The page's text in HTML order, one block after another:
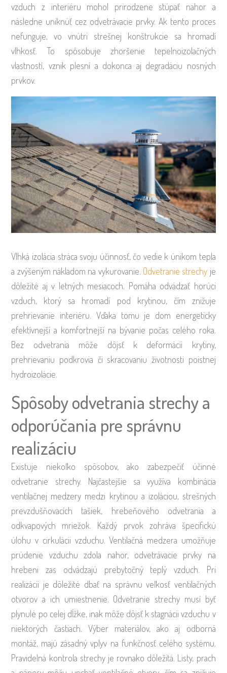
vzduch z interiéru mohol prirodzene stúpať nahor a
následne uniknúť cez odvetrávacie prvky. Ak tento proces
nefunguje, vo vnútri strešnej konštrukcie sa hromadí
vlhkosť. To spôsobuje zhoršenie tepelnoizolačných
vlastností, vznik plesní a dokonca aj degradáciu nosných
prvkov.
Vlhká izolácia stráca svoju účinnosť, čo vedie k únikom tepla
a zvýšeným nákladom na vykurovanie. Odvetranie strechy je
dôležité aj v letných mesiacoch. Pomáha odvádzať horúci
vzduch, ktorý sa hromadí pod krytinou, čím znižuje
prehrievanie interiéru. Vďaka tomu je dom energeticky
efektívnejší a komfortnejší na bývanie počas celého roka.
Bez odvetrania môže dôjsť k deformácii krytiny,
prehrievaniu podkrovia či skracovaniu životnosti poistnej
hydroizolácie.
Spôsoby odvetrania strechy a
odporúčania pre správnu
realizáciu
Existuje niekoľko spôsobov, ako zabezpečiť účinné
odvetranie strechy. Najčastejšie sa využíva kombinácia
ventilačnej medzery medzi krytinou a izoláciou, strešných
prevzdušňovacích tašiek, hrebeňového odvetrania a
odkvapových mriežok. Každý prvok zohráva špecifickú
úlohu v cirkulácii vzduchu. Ventilačná medzera umožňuje
prúdenie vzduchu zdola nahor, odvetrávacie prvky na
hrebeni zas odvádzajú prebytočný teplý vzduch. Pri
realizácii je dôležité dbať na správnu veľkosť ventilačných
otvorov a ich umiestnenie. Odvetranie strechy musí byť
plynulé po celej dĺžke, inak môže dôjsť k stagnácii vzduchu v
niektorých častiach. Výber materiálov, ako aj odborná
montáž, majú zásadný vplyv na funkčnosť celého systému.
Pravidelná kontrola strechy je rovnako dôležitá. Listy, prach